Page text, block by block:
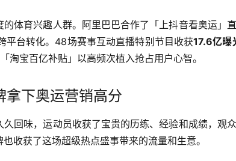
体育兴趣人群。阿里巴巴合作了「上抖音看奥运」
平台转化。48场赛事互动直播特别节目收获17.6亿曝
淘宝百亿补贴」以高频次植入抢占用户心智。
下奥运营销高分
回味，运动员收获了宝贵的历练、经验和成绩，观
收获了这场超级热点盛事带来的流量和生意。